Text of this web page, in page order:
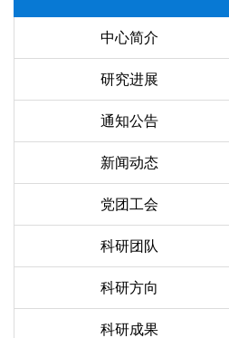
中心简介
研究进展
通知公告
新闻动态
党团工会
科研团队
科研方向
科研成果